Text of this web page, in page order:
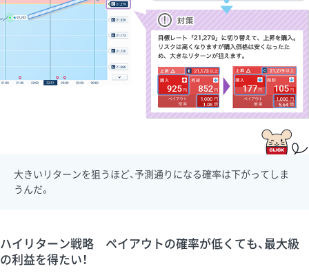
大きいリターンを狙うほど、予測通りになる確率は下がってしま
うんだ。
ハイリターン戦略 ペイアウトの確率が低くても、最大級
の利益を得たい！